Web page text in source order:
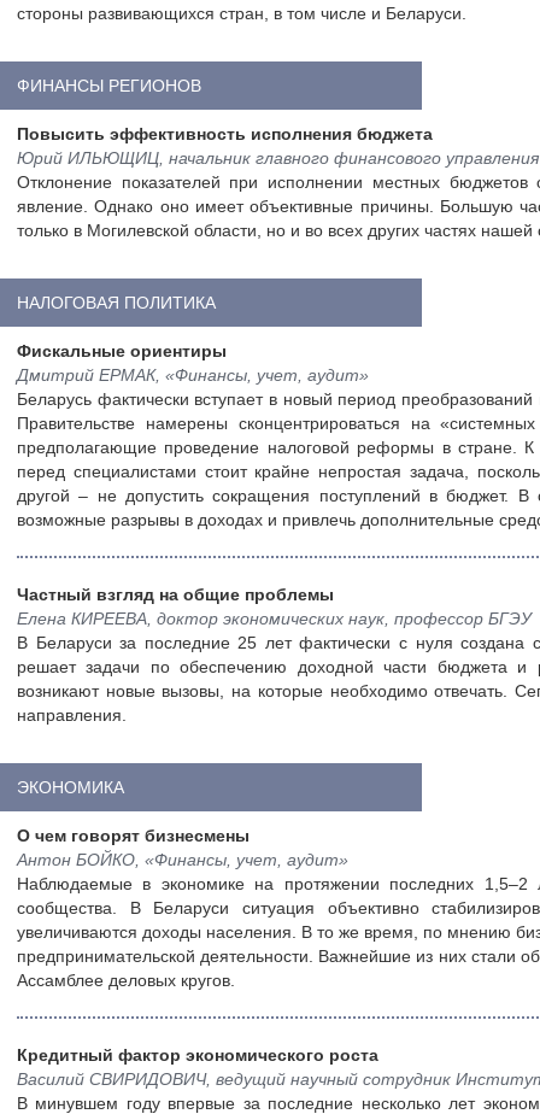
стороны развивающихся стран, в том числе и Беларуси.
ФИНАНСЫ РЕГИОНОВ
Повысить эффективность исполнения бюджета
Юрий ИЛЬЮЩИЦ, начальник главного финансового
Отклонение показателей при исполнении местных
явление. Однако оно имеет объективные причины. Большую
только в Могилевской области, но и во всех других частях нашей
НАЛОГОВАЯ ПОЛИТИКА
Фискальные ориентиры
Дмитрий ЕРМАК, «Финансы, учет, аудит»
Беларусь фактически вступает в новый период
Правительстве намерены сконцентрироваться на
предполагающие проведение налоговой реформы в стране. К
перед специалистами стоит крайне непростая задача,
другой – не допустить сокращения поступлений в бюджет. В
возможные разрывы в доходах и привлечь дополнительные
Частный взгляд на общие проблемы
Елена КИРЕЕВА, доктор экономических наук, профессор БГЭУ
В Беларуси за последние 25 лет фактически с нуля создана
решает задачи по обеспечению доходной части бюджета и
возникают новые вызовы, на которые необходимо отвечать.
направления.
ЭКОНОМИКА
О чем говорят бизнесмены
Антон БОЙКО, «Финансы, учет, аудит»
Наблюдаемые в экономике на протяжении последних 1,5–2
сообщества. В Беларуси ситуация объективно
увеличиваются доходы населения. В то же время, по мнению
предпринимательской деятельности. Важнейшие из них стали
Ассамблее деловых кругов.
Кредитный фактор экономического роста
Василий СВИРИДОВИЧ, ведущий научный сотрудник
В минувшем году впервые за последние несколько лет